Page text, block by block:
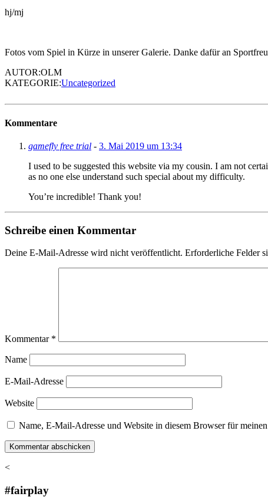
hj/mj
Fotos vom Spiel in Kürze in unserer Galerie. Danke dafür an
AUTOR:OLM
KATEGORIE:Uncategorized
Kommentare
gamefly free trial - 3. Mai 2019 um 13:34
I used to be suggested this website via my cousin. I am not
as no one else understand such special about my difficulty.
You’re incredible! Thank you!
Schreibe einen Kommentar
Deine E-Mail-Adresse wird nicht veröffentlicht. Erforderliche Felder
Kommentar *
Name
E-Mail-Adresse
Website
Name, E-Mail-Adresse und Website in diesem Browser für
<
#fairplay